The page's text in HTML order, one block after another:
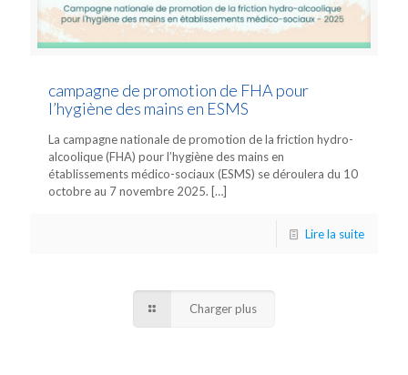
campagne de promotion de FHA pour
l’hygiène des mains en ESMS
La campagne nationale de promotion de la friction hydro-
alcoolique (FHA) pour l’hygiène des mains en
établissements médico-sociaux (ESMS) se déroulera du 10
octobre au 7 novembre 2025. […]
Lire la suite
Charger plus